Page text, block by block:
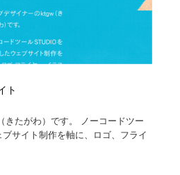
ト
きたがわ）です。 ノーコードツー
サイト制作を軸に、ロゴ、フライ